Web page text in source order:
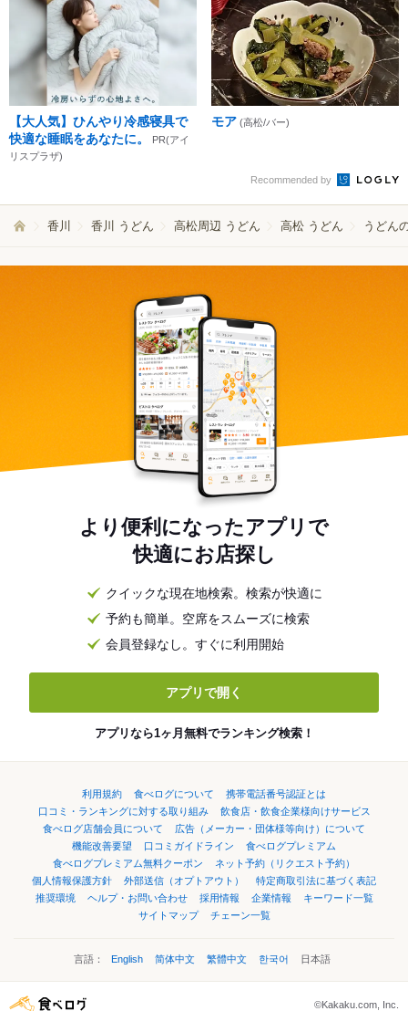
【大人気】ひんやり冷感寝具で
快適な睡眠をあなたに。
PR(アイ
リスプラザ)
モア (高松/バー)
Recommended by
香川 香川 うどん 高松周辺 うどん 高松 うどん うどん
より便利になったアプリで
快適にお店探し
クイックな現在地検索。検索が快適に
予約も簡単。空席をスムーズに検索
会員登録なし。すぐに利用開始
アプリで開く
アプリなら1ヶ月無料でランキング検索！
利用規約 食べログについて
携帯電話番号認証とは
口コミ・ランキングに対する取り組み
飲食店・飲食企業様向けサービス
食べログ店舗会員について
広告（メーカー・団体様等向け）について
機能改善要望
口コミガイドライン
食べログプレミアム
食べログプレミアム無料クーポン
ネット予約（リクエスト予約）
個人情報保護方針
外部送信（オプトアウト）
特定商取引法に基づく表記
推奨環境
ヘルプ・お問い合わせ 採用情報 企業情報
キーワード一覧
サイトマップ
チェーン一覧
言語： English 简体中文 繁體中文 한국어 日本語
©Kakaku.com, Inc.